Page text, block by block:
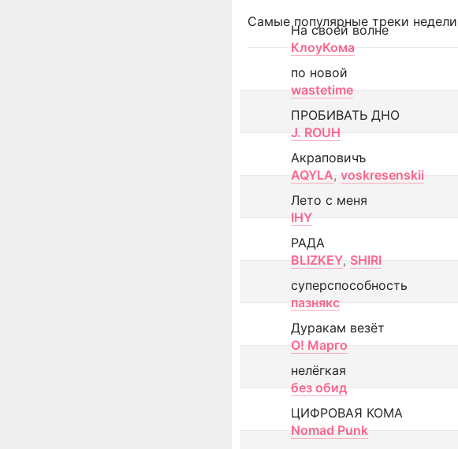
Самые популярные треки недели
На своей волне
КлоуКома
по новой
wastetime
ПРОБИВАТЬ ДНО
J. ROUH
Акраповичъ
AQYLA, voskresenskii
Лето с меня
IHY
РАДА
BLIZKEY, SHIRI
суперспособность
пазнякс
Дуракам везёт
О! Марго
нелёгкая
без обид
ЦИФРОВАЯ КОМА
Nomad Punk